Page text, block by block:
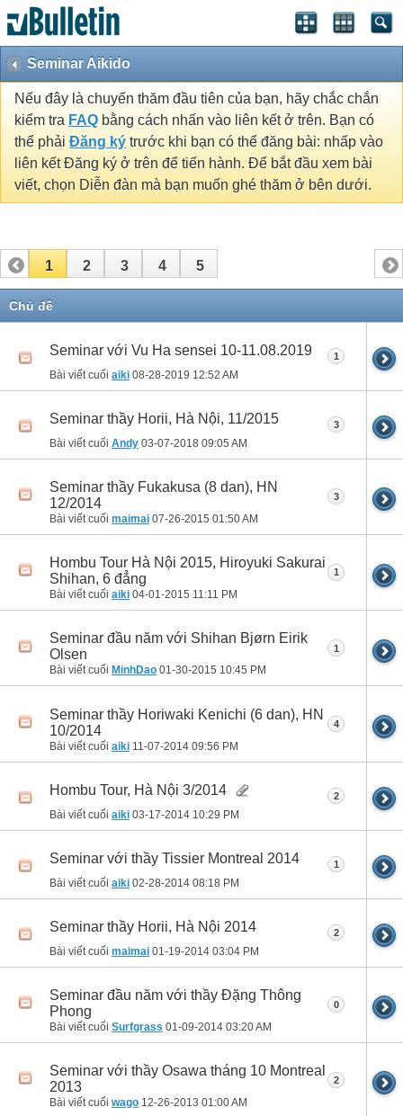
Seminar Aikido
Nếu đây là chuyến thăm đầu tiên của bạn, hãy chắc chắn
kiểm tra FAQ bằng cách nhấn vào liên kết ở trên. Bạn có
thể phải Đăng ký trước khi bạn có thể đăng bài: nhấp vào
liên kết Đăng ký ở trên để tiến hành. Để bắt đầu xem bài
viết, chọn Diễn đàn mà bạn muốn ghé thăm ở bên dưới.
1 2 3 4 5
Chủ đề
Seminar với Vu Ha sensei 10-11.08.2019
Bài viết cuối aiki 08-28-2019 12:52 AM
1
Seminar thầy Horii, Hà Nội, 11/2015
Bài viết cuối Andy 03-07-2018 09:05 AM
3
Seminar thầy Fukakusa (8 dan), HN
12/2014
Bài viết cuối maimai 07-26-2015 01:50 AM
3
Hombu Tour Hà Nội 2015, Hiroyuki Sakurai
Shihan, 6 đẳng
Bài viết cuối aiki 04-01-2015 11:11 PM
1
Seminar đầu năm với Shihan Bjørn Eirik
Olsen
Bài viết cuối MinhDao 01-30-2015 10:45 PM
1
Seminar thầy Horiwaki Kenichi (6 dan), HN
10/2014
Bài viết cuối aiki 11-07-2014 09:56 PM
4
Hombu Tour, Hà Nội 3/2014
Bài viết cuối aiki 03-17-2014 10:29 PM
2
Seminar với thầy Tissier Montreal 2014
Bài viết cuối aiki 02-28-2014 08:18 PM
1
Seminar thầy Horii, Hà Nội 2014
Bài viết cuối maimai 01-19-2014 03:04 PM
2
Seminar đầu năm với thầy Đặng Thông
Phong
Bài viết cuối Surfgrass 01-09-2014 03:20 AM
0
Seminar với thầy Osawa tháng 10 Montreal
2013
Bài viết cuối wago 12-26-2013 01:00 AM
2